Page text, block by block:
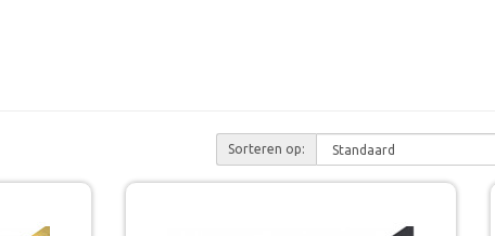
Sorteren op: